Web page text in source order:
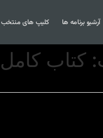
آرشیو برنامه ها کلیپ های منتخب
کتاب کامل